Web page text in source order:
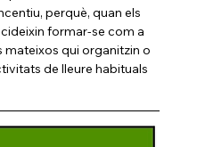
perquè, quan els
formar-se com a
mateixos qui organitzin o
de lleure habituals